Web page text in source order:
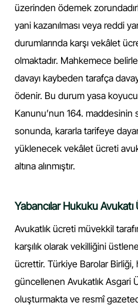
üzerinden ödemek
yani kazanılması veya reddi
durumlarında karşı vekâlet
olmaktadır. Mahkemece
davayı kaybeden tarafça
ödenir. Bu durum yasa koyucu
Kanunu’nun 164. maddesinin
sonunda, kararla tarifeye
yüklenecek vekâlet ücreti
altına alınmıştır.
Yabancılar Hukuku
Avukatlık ücreti müvekkil
karşılık olarak vekilliğini
ücrettir. Türkiye Barolar Birliği,
güncellenen Avukatlık Asgari
oluşturmakta ve resmî